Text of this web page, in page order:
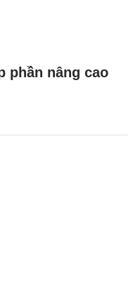
phần nâng cao